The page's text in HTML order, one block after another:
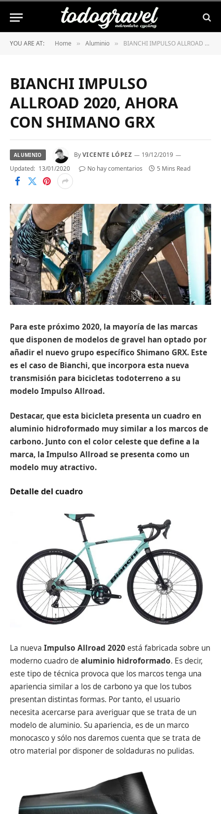
YOU ARE AT: Home » Aluminio » BIANCHI IMPULSO ALLROAD 2020, AHORA CON SHIMANO GRX
BIANCHI IMPULSO
ALLROAD 2020, AHORA
CON SHIMANO GRX
ALUMINIO ByVICENTE LÓPEZ
19/12/2019
Updated: 13/01/2020 No hay comentarios 5 Mins Read
Para este próximo 2020, la mayoría de las marcas
que disponen de modelos de gravel han optado por
añadir el nuevo grupo específico Shimano GRX. Este
es el caso de Bianchi, que incorpora esta nueva
transmisión para bicicletas todoterreno a su
modelo Impulso Allroad.
Destacar, que esta bicicleta presenta un cuadro en
aluminio hidroformado muy similar a los marcos de
carbono. Junto con el color celeste que define a la
marca, la Impulso Allroad se presenta como un
modelo muy atractivo.
Detalle del cuadro
La nueva Impulso Allroad 2020está fabricada sobre un
moderno cuadro de aluminio hidroformado. Es decir,
este tipo de técnica provoca que los marcos tenga una
apariencia similar a los de carbono ya que los tubos
presentan distintas formas. Por tanto, el usuario
necesita acercarse para averiguar que se trata de un
modelo de aluminio. Su apariencia, es de un marco
monocasco y sólo nos daremos cuenta que se trata de
otro material por disponer de soldaduras no pulidas.